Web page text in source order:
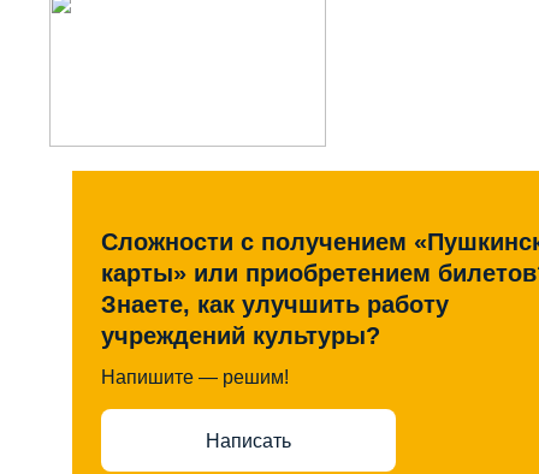
Сложности с получением
карты» или приобретением
Знаете, как улучшить работу
учреждений культуры?
Напишите — решим!
Написать